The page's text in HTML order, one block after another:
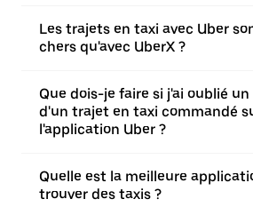
Les trajets en taxi avec Uber
chers qu'avec UberX ?
Que dois-je faire si j'ai oublié
d'un trajet en taxi commandé
l'application Uber ?
Quelle est la meilleure
trouver des taxis ?